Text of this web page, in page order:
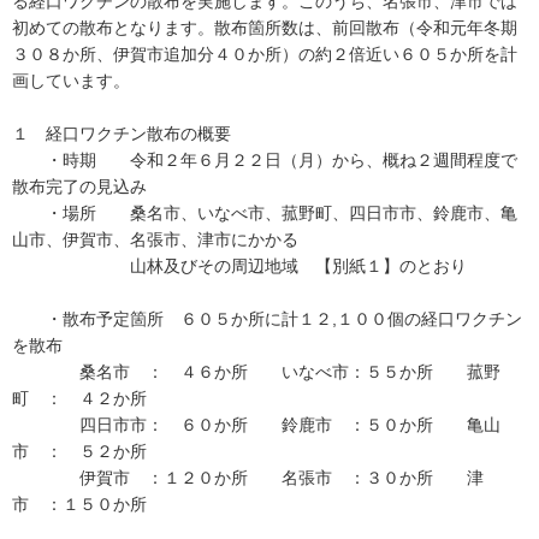
初めての散布となります。散布箇所数は、前回散布（令和元年冬期
３０８か所、伊賀市追加分４０か所）の約２倍近い６０５か所を計
画しています。
１ 経口ワクチン散布の概要
・時期 令和２年６月２２日（月）から、概ね２週間程度で
散布完了の見込み
・場所 桑名市、いなべ市、菰野町、四日市市、鈴鹿市、亀
山市、伊賀市、名張市、津市にかかる
山林及びその周辺地域 【別紙１】のとおり
・散布予定箇所 ６０５か所に計１２,１００個の経口ワクチン
を散布
桑名市 ： ４６か所 いなべ市：５５か所 菰野
町 ： ４２か所
四日市市： ６０か所 鈴鹿市 ：５０か所 亀山
市 ： ５２か所
伊賀市 ：１２０か所 名張市 ：３０か所 津
市 ：１５０か所